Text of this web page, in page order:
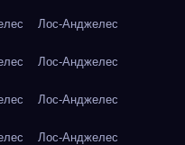
Лос-Анджелес
Лос-Анджелес
Лос-Анджелес
Лос-Анджелес